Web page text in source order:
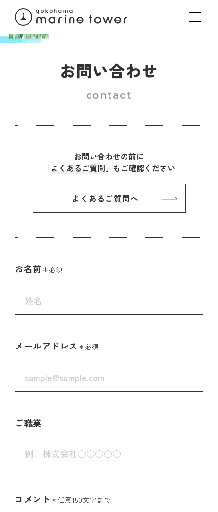
お問い合わせ
contact
お問い合わせの前に
「よくあるご質問 」もご確認ください
よくあるご質問へ
お名前 ＊必須
メールアドレス ＊必須
ご職業
コメント ＊任意150文字まで